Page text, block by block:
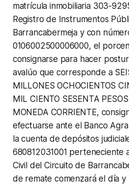
matrícula inmobiliaria 303-
Registro de Instrumentos
Barrancabermeja y con
0106002500006000, el
consignarse para hacer
avalúo que corresponde a
MILLONES OCHOCIENTOS
MIL CIENTO SESENTA
MONEDA CORRIENTE,
efectuarse ante el Banco
la cuenta de depósitos
680812031001 perteneciente
Civil del Circuito de
de remate comenzará el día y